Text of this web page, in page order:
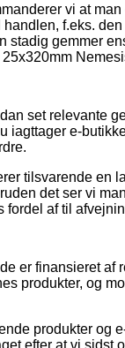
vi at
f.eks.
stadig gemmer
set relevante
iagttager e-
tilsvarende en
det ser vi
fordel af til
er finansieret af
produkter, og
produkter og
efter at vi sidst